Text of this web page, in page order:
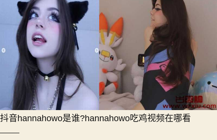
抖音hannahowo是谁?hannahowo吃鸡视频在哪看